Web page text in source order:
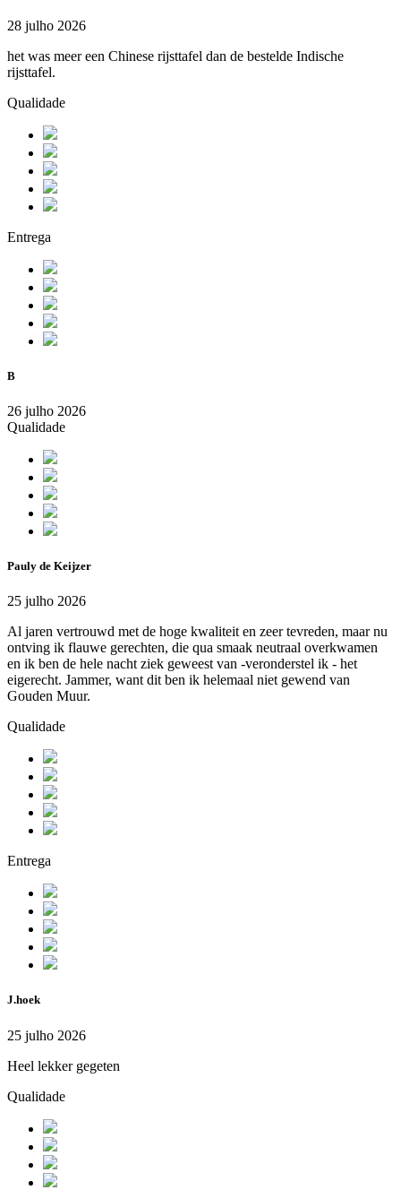
28 julho 2026
het was meer een Chinese rijsttafel dan de bestelde Indische
rijsttafel.
Qualidade
Entrega
B
26 julho 2026
Qualidade
Pauly de Keijzer
25 julho 2026
Al jaren vertrouwd met de hoge kwaliteit en zeer tevreden, maar nu
ontving ik flauwe gerechten, die qua smaak neutraal overkwamen
en ik ben de hele nacht ziek geweest van -veronderstel ik - het
eigerecht. Jammer, want dit ben ik helemaal niet gewend van
Gouden Muur.
Qualidade
Entrega
J.hoek
25 julho 2026
Heel lekker gegeten
Qualidade